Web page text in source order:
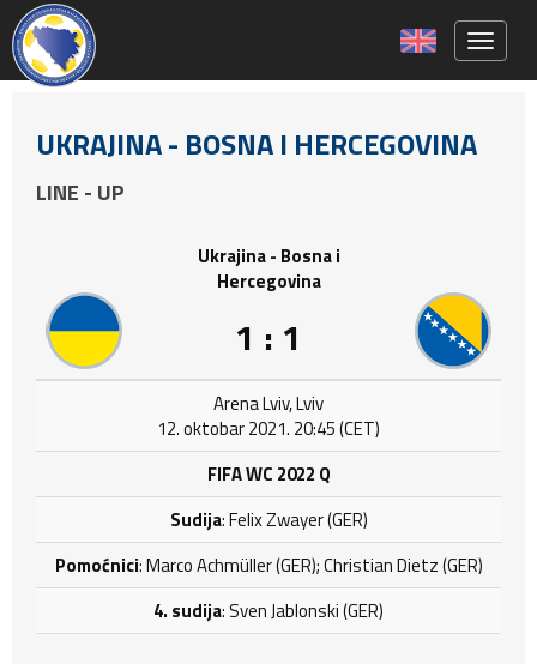
UKRAJINA - BOSNA I HERCEGOVINA
LINE - UP
Ukrajina - Bosna i
Hercegovina
1 : 1
Arena Lviv, Lviv
12. oktobar 2021. 20:45 (CET)
FIFA WC 2022 Q
Sudija: Felix Zwayer (GER)
Pomoćnici: Marco Achmüller (GER); Christian Dietz (GER)
4. sudija: Sven Jablonski (GER)